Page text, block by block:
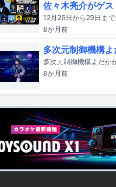
佐々木亮介がゲス
8か月前
多次元制御機構
8か月前